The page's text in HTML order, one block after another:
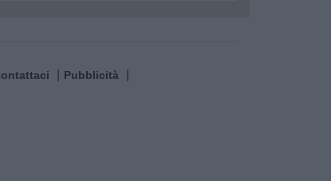
Pubblicità